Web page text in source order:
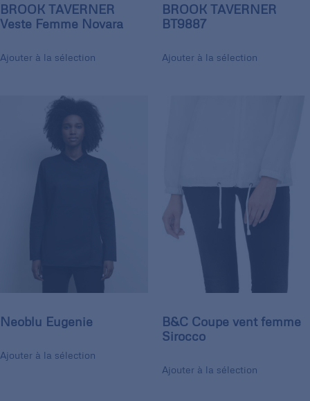
BROOK TAVERNER
Veste Femme Novara
Ajouter à la sélection
BROOK TAVERNER
BT9887
Ajouter à la sélection
Neoblu Eugenie
Ajouter à la sélection
B&C Coupe vent femme
Sirocco
Ajouter à la sélection